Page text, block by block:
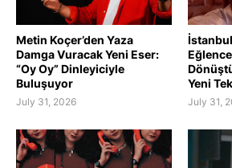
Metin Koçer’den Yaza
Damga Vuracak Yeni Eser:
“Oy Oy” Dinleyiciyle
Buluşuyor
July 31, 2026
Yeni
July 31,